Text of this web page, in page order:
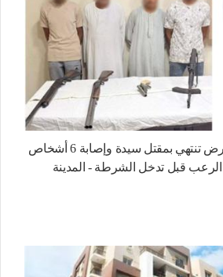
مشاجرة على قطعة أرض تنتهي بمقتل سيدة وإصابة 6 أشخاص
الرعب قبل تدخل الشرطة - المدينة